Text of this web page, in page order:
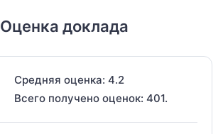
Оценка доклада
Средняя оценка: 4.2
Всего получено оценок: 401.